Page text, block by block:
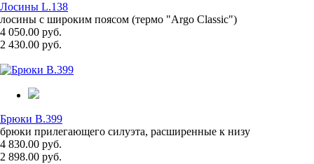
Лосины L.138
лосины с широким поясом (термо "Argo Classic")
4 050.00 руб.
2 430.00 руб.
Брюки B.399
брюки прилегающего силуэта, расширенные к низу
4 830.00 руб.
2 898.00 руб.